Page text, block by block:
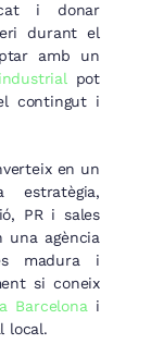
i donar
durant el
amb un
pot
contingut i
en un
estratègia,
PR i sales
una agència
madura i
si coneix
Barcelonai
local.